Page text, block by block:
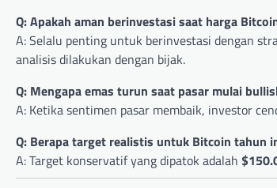
Q: Apakah aman berinvestasi saat harga
A: Selalu penting untuk berinvestasi dengan
analisis dilakukan dengan bijak.
Q: Mengapa emas turun saat pasar mulai
A: Ketika sentimen pasar membaik, investor
Q: Berapa target realistis untuk Bitcoin tahun
A: Target konservatif yang dipatok adalah